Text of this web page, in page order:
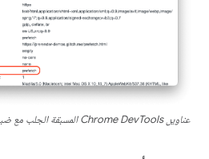
عناوين Chrome DevTools المسبقة الجلب مع ضبط Sec-Purpose على prefetch